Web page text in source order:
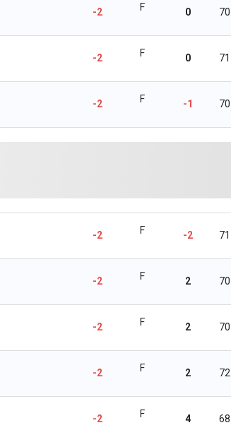
-2 F 0 70
-2 F 0 71
-2 F -1 70
-2 F -2 71
-2 F 2 70
-2 F 2 70
-2 F 2 72
-2 F 4 68